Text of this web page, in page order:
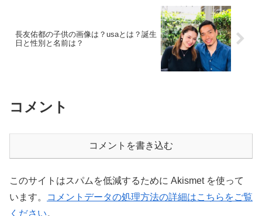
長友佑都の子供の画像は？usaとは？誕生
日と性別と名前は？
コメント
コメントを書き込む
このサイトはスパムを低減するために Akismet を使って
います。
コメントデータの処理方法の詳細はこちらをご覧
ください。